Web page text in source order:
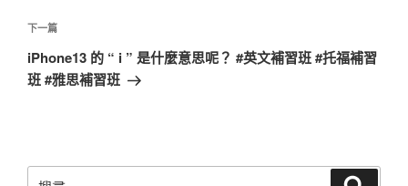
下
一
篇
下一篇
iPhone13 的 “ i ” 是什麼意思呢？ #英文補習班 #托福補習
班 #雅思補習班